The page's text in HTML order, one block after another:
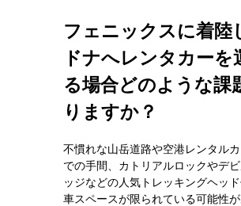
フェニックスに着陸
ドナへレンタカーを
る場合どのような課
りますか？
不慣れな山岳道路や空港レンタル
での手間、カトリアルロックやデ
ッジなどの人気トレッキングヘッ
車スペースが限られている可能性が